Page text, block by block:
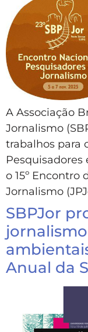
A Associação
Jornalismo
trabalhos para
Pesquisadores
o 15º Encontro
Jornalismo
SBPJor
Anual da